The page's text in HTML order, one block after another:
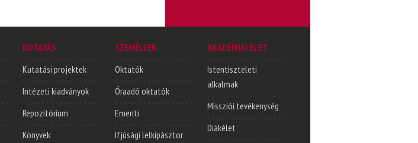
KUTATÁS
Kutatási projektek
Intézeti kiadványok
Repozitórium
Könyvek
SZEMÉLYEK
Oktatók
Óraadó oktatók
Emeriti
Ifjúsági lelkipásztor
AKADÉMIAI ÉLET
Istentiszteleti
alkalmak
Missziói tevékenység
Diákélet